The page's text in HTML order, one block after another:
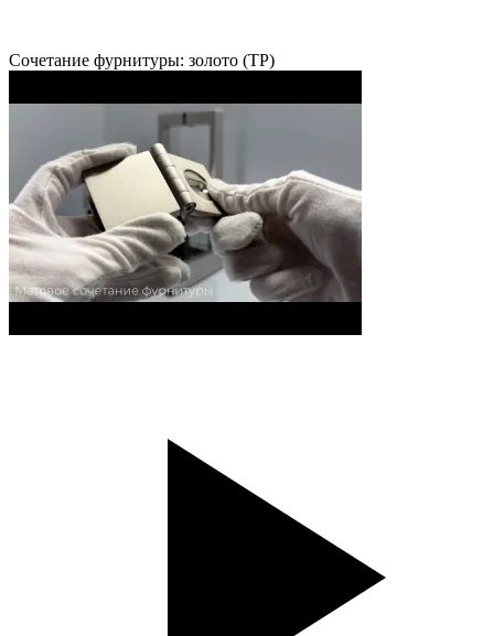
Сочетание фурнитуры: золото (TP)